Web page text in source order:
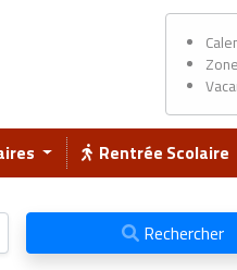
Rentrée Scolaire
Rechercher